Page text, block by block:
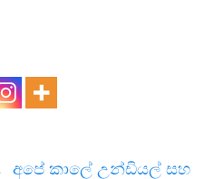
අපේ කාලේ උන්ඩියල් සහ